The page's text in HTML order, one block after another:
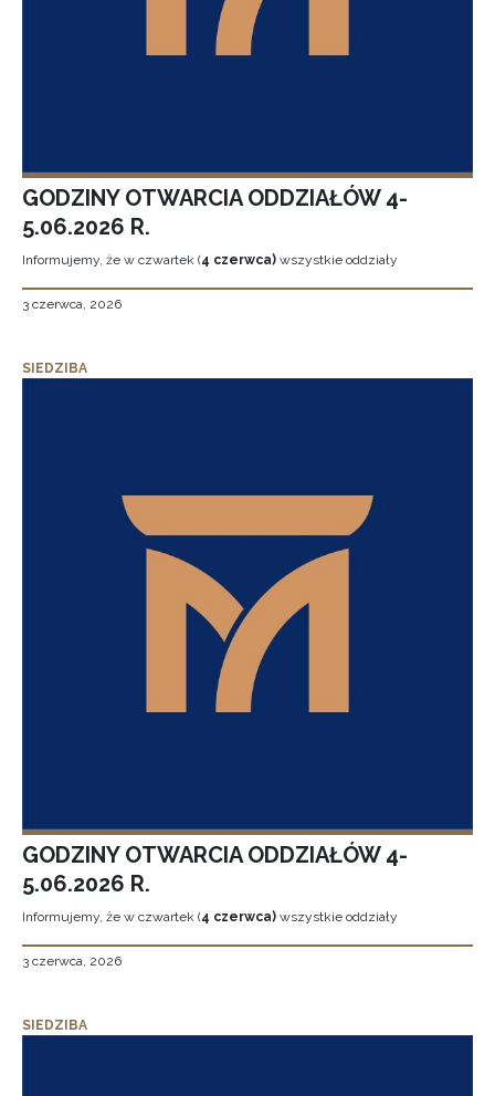
GODZINY OTWARCIA ODDZIAŁÓW 4-
5.06.2026 R.
Informujemy, że w czwartek (4 czerwca) wszystkie oddziały
3 czerwca, 2026
SIEDZIBA
GODZINY OTWARCIA ODDZIAŁÓW 4-
5.06.2026 R.
Informujemy, że w czwartek (4 czerwca) wszystkie oddziały
3 czerwca, 2026
SIEDZIBA